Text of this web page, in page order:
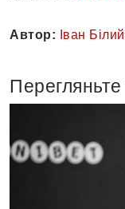
Автор: Іван Білий